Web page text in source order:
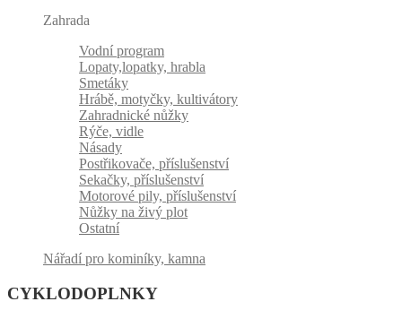
Zahrada
Vodní program
Lopaty,lopatky, hrabla
Smetáky
Hrábě, motyčky, kultivátory
Zahradnické nůžky
Rýče, vidle
Násady
Postřikovače, příslušenství
Sekačky, příslušenství
Motorové pily, příslušenství
Nůžky na živý plot
Ostatní
Nářadí pro kominíky, kamna
CYKLODOPLNKY